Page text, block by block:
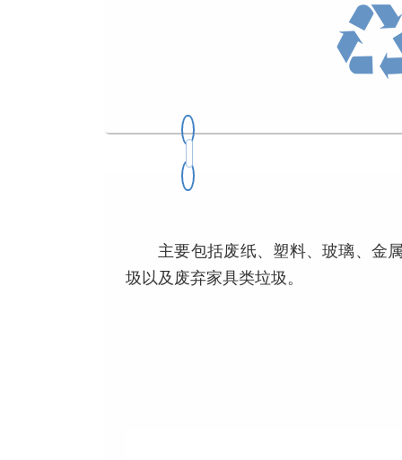
主要包括废纸、塑料、玻璃、金
圾以及废弃家具类垃圾。